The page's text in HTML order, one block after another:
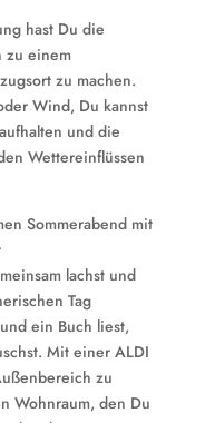
hast Du die
zu einem
zu machen.
Wind, Du kannst
und die
Wettereinflüssen
Sommerabend mit
lachst und
Tag
ein Buch liest,
Mit einer ALDI
zu
Wohnraum, den Du